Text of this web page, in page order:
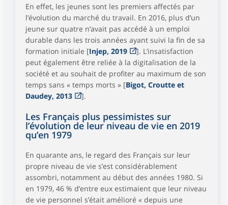
En effet, les jeunes sont les premiers affectés par
l’évolution du marché du travail. En 2016, plus d’un
jeune sur quatre n’avait pas accédé à un emploi
durable dans les trois années ayant suivi la fin de sa
formation initiale [Injep, 2019
]. L’insatisfaction
peut également être reliée à la digitalisation de la
société et au souhait de profiter au maximum de son
temps sans « temps morts » [Bigot, Croutte et
Daudey, 2013
].
Les Français plus pessimistes sur
l’évolution de leur niveau de vie en 2019
qu’en 1979
En quarante ans, le regard des Français sur leur
propre niveau de vie s’est considérablement
assombri, notamment au début des années 1980. Si
en 1979, 46 % d’entre eux estimaient que leur niveau
de vie personnel s’était amélioré « depuis une